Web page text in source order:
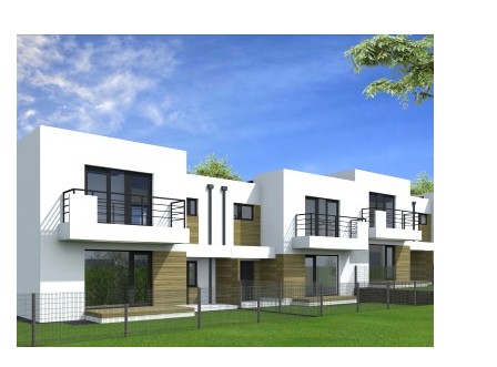
Nawigacja
wpisu